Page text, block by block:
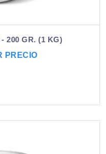
200 GR. (1 KG)
PRECIO